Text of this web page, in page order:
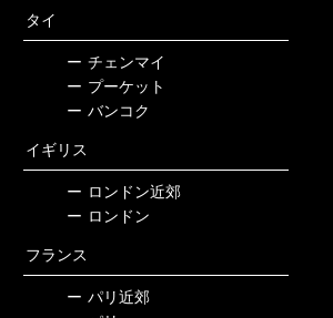
タイ
ー チェンマイ
ー プーケット
ー バンコク
イギリス
ー ロンドン近郊
ー ロンドン
フランス
ー パリ近郊